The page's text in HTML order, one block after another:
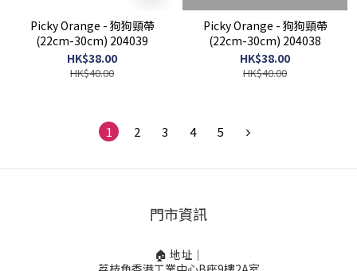
Picky Orange - 狗狗頸帶
(22cm-30cm) 204039
HK$38.00
HK$40.00
Picky Orange - 狗狗頸帶
(22cm-30cm) 204038
HK$38.00
HK$40.00
1 2 3 4 5
門市資訊
🏠 地址｜